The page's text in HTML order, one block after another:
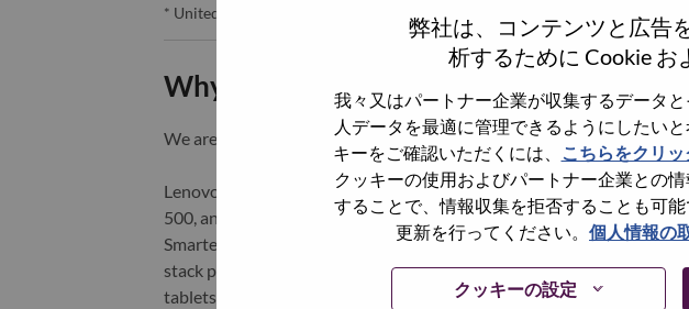
弊社は、コンテンツと広告
析するために Cookie お
我々又はパートナー企業が収集するデータ
人データを最適に管理できるようにしたい
キーをご確認いただくには、
こちらをクリッ
クッキーの使用およびパートナー企業との
することで、情報収集を拒否することも可
更新を行ってください。 個人情報の
クッキーの設定
* United States of America - North Carolina - Morrisville
Why Work at Lenovo
We are Lenovo. We do what we say. We own what we do. We WOW
Lenovo is a US$83 billion revenue global technology powerhouse,
500, and serving millions of customers every day in 180 markets.
Smarter Technology for All, Lenovo has built on its success as the
stack portfolio of AI-enabled, AI-ready, and AI-optimized devices
tablets), infrastructure (server, storage, edge, high performance